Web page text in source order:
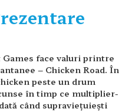
face valuri printre
– Chicken Road. În
peste un drum
în timp ce multiplier-
când supraviețuiești